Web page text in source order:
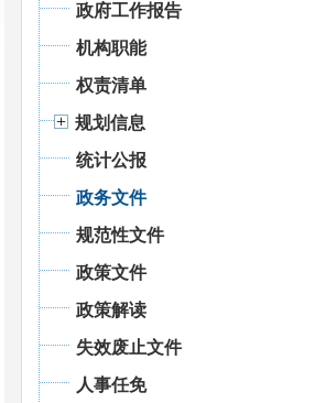
政府工作报告
机构职能
权责清单
规划信息
统计公报
政务文件
规范性文件
政策文件
政策解读
失效废止文件
人事任免